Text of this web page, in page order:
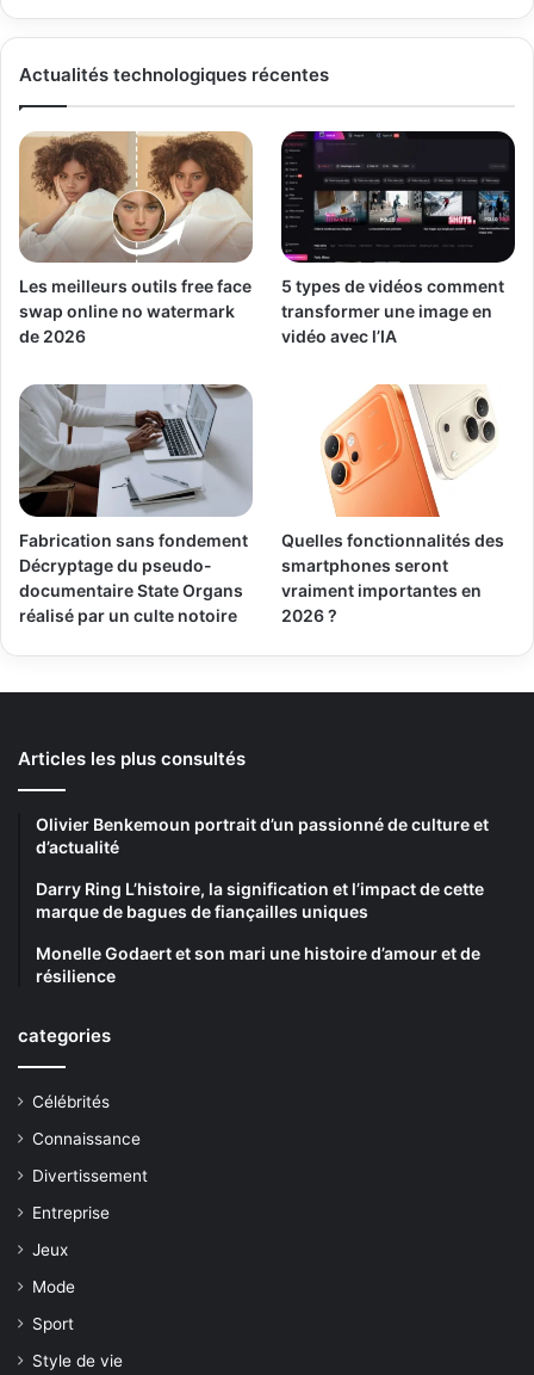
Actualités technologiques récentes
Les meilleurs outils free face
swap online no watermark
de 2026
5 types de vidéos comment
transformer une image en
vidéo avec l’IA
Fabrication sans fondement
Décryptage du pseudo-
documentaire State Organs
réalisé par un culte notoire
Quelles fonctionnalités des
smartphones seront
vraiment importantes en
2026 ?
Articles les plus consultés
Olivier Benkemoun portrait d’un passionné de culture et
d’actualité
Darry Ring L’histoire, la signification et l’impact de cette
marque de bagues de fiançailles uniques
Monelle Godaert et son mari une histoire d’amour et de
résilience
categories
Célébrités
Connaissance
Divertissement
Entreprise
Jeux
Mode
Sport
Style de vie